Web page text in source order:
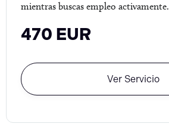
mientras buscas empleo activamente.
470 EUR
Ver Servicio